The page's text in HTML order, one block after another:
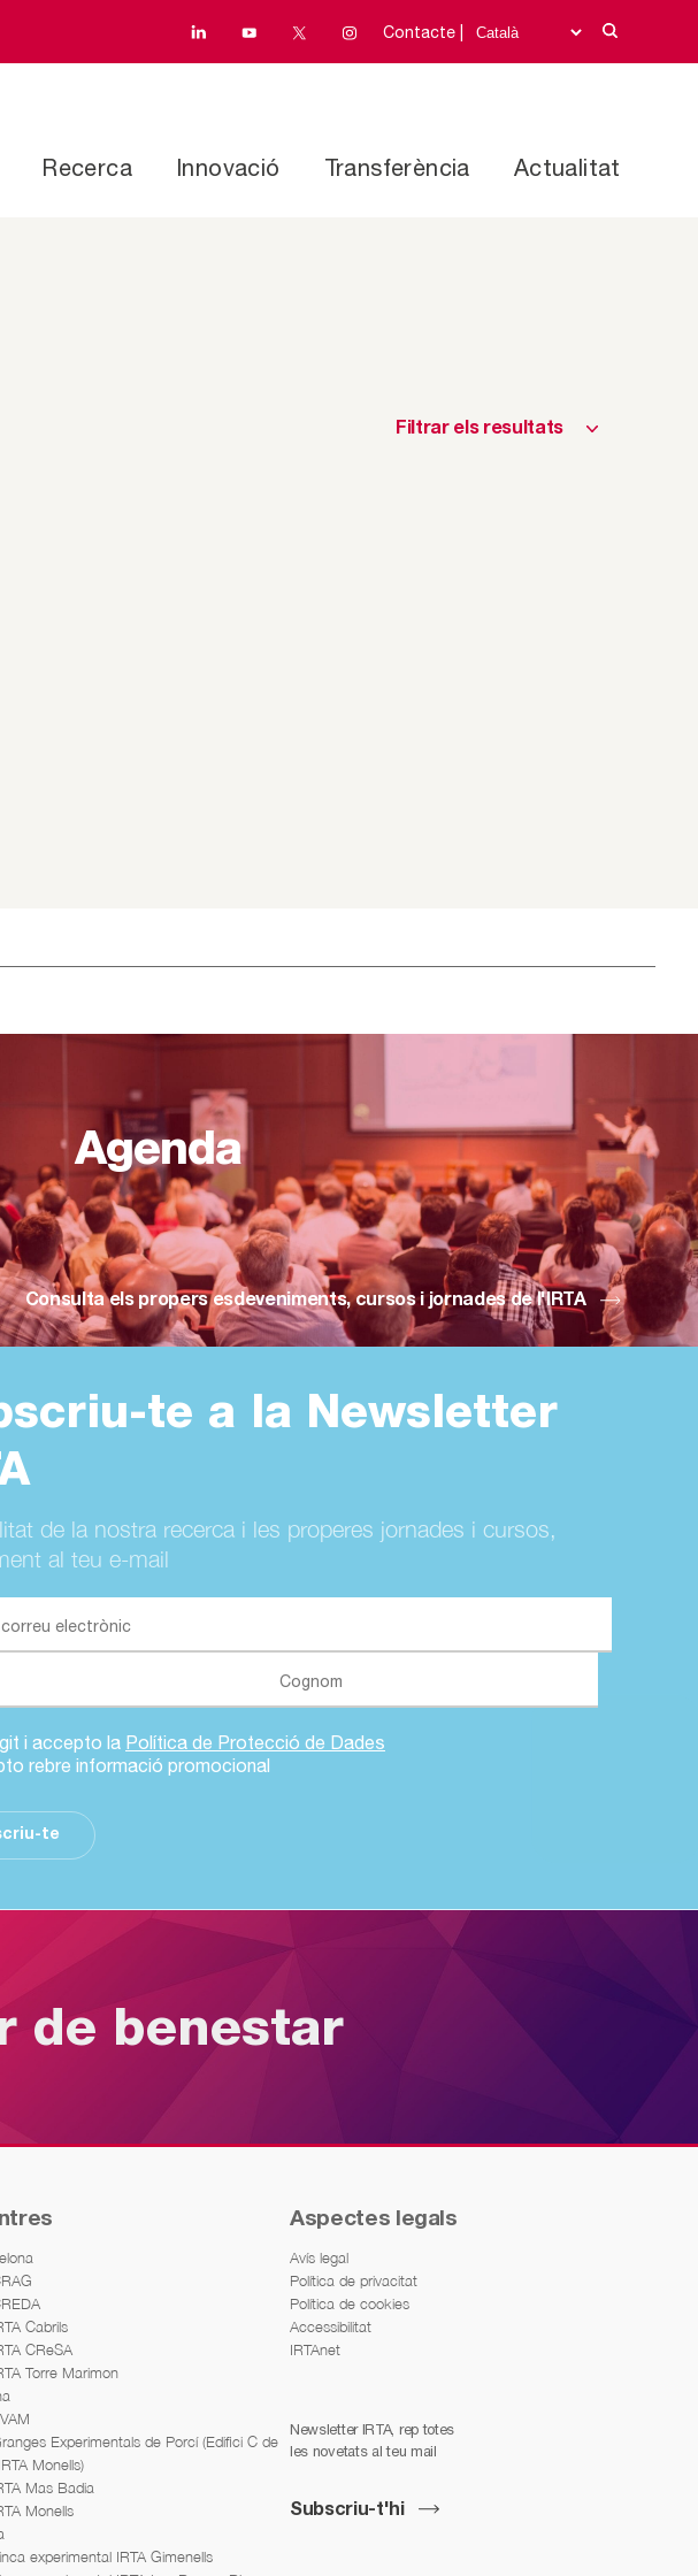
Contacte |
Recerca Innovació Transferència Actualitat
Filtrar els resultats
Agenda
Consulta els propers esdeveniments, cursos i jornades de l'IRTA
te a la Newsletter
de la nostra recerca i les properes jornades i cursos,
al teu e-mail
i accepto la Política de Protecció de Dades
rebre informació promocional
te
de benestar
Cabrils
CReSA
Torre Marimon
Experimentals de Porcí (Edifici C de
Monells)
Mas Badia
Monells
experimental IRTA Gimenells
Aspectes legals
Avís legal
Política de privacitat
Política de cookies
Accessibilitat
IRTAnet
Newsletter IRTA, rep totes
les novetats al teu mail
Subscriu-t'hi